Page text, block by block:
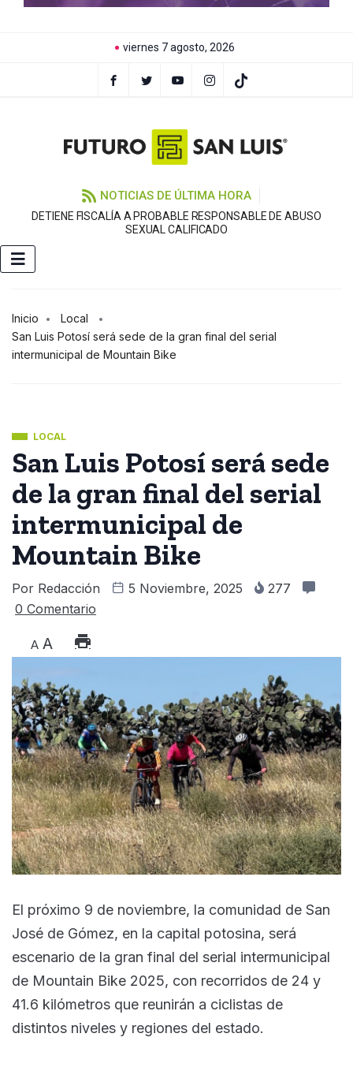
viernes 7 agosto, 2026
NOTICIAS DE ÚLTIMA HORA
DETIENE FISCALÍA A PROBABLE RESPONSABLE DE ABUSO
SEXUAL CALIFICADO
Inicio
Local
San Luis Potosí será sede de la gran final del serial
intermunicipal de Mountain Bike
LOCAL
San Luis Potosí será sede
de la gran final del serial
intermunicipal de
Mountain Bike
Por Redacción 5 Noviembre, 2025
277
0 Comentario
A A
El próximo 9 de noviembre, la comunidad de San
José de Gómez, en la capital potosina, será
escenario de la gran final del serial intermunicipal
de Mountain Bike 2025, con recorridos de 24 y
41.6 kilómetros que reunirán a ciclistas de
distintos niveles y regiones del estado.